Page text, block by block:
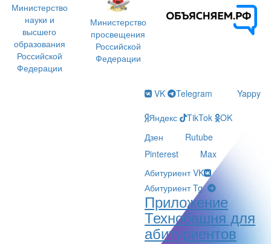
Министерство
науки и
высшего
образования
Российской
Федерации
Министерство
просвещения
Российской
Федерации
VK Telegram
Yappy
Яндекс
TikTok
OK
Дзен
Rutube
Pinterest
Max
Абитуриент VK
Абитуриент Tg
Приложение
Технобашня для
абитуриентов